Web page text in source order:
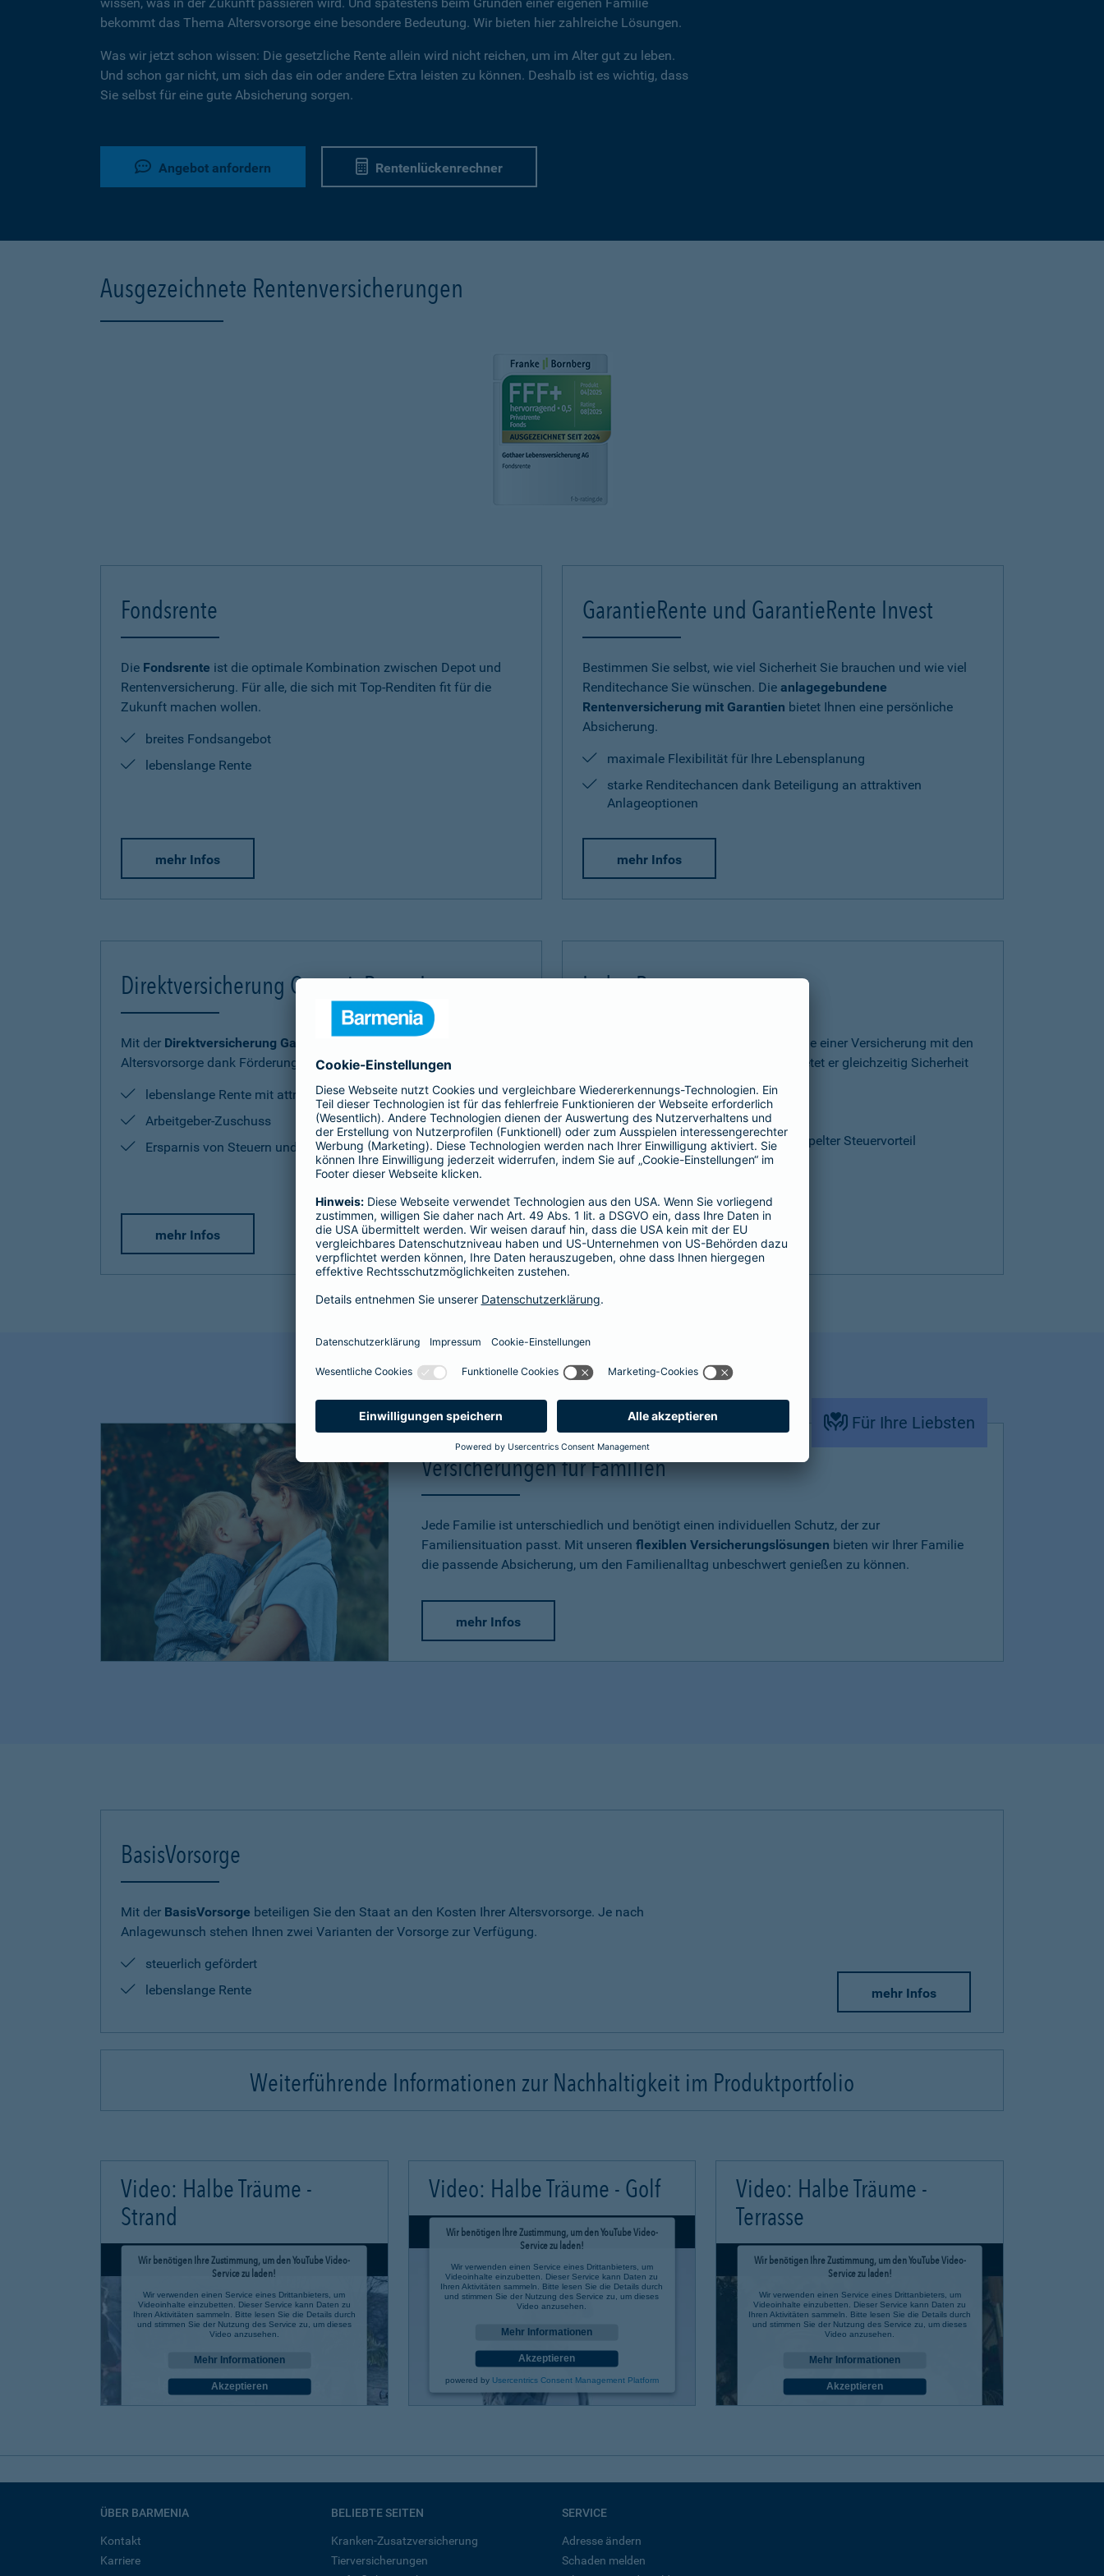
bekommt das Thema Altersvorsorge eine besondere Bedeutung. Wir bieten hier zahlreiche Lösungen.
Was wir jetzt schon wissen: Die gesetzliche Rente allein wird nicht reichen, um im Alter gut zu leben.
Und schon gar nicht, um sich das ein oder andere Extra leisten zu können. Deshalb ist es wichtig, dass
Sie selbst für eine gute Absicherung sorgen.
Angebot anfordern Rentenlückenrechner
Ausgezeichnete Rentenversicherungen
Fondsrente
Die Fondsrente ist die optimale Kombination zwischen Depot und
Rentenversicherung. Für alle, die sich mit Top-Renditen fit für die
Zukunft machen wollen.
breites Fondsangebot
lebenslange Rente
mehr Infos
GarantieRente und GarantieRente Invest
Bestimmen Sie selbst, wie viel Sicherheit Sie brauchen und wie viel
Renditechance Sie wünschen. Die anlagegebundene
Rentenversicherung mit Garantien bietet Ihnen eine persönliche
Absicherung.
maximale Flexibilität für Ihre Lebensplanung
starke Renditechancen dank Beteiligung an attraktiven
Anlageoptionen
mehr Infos
Direktversicherung GarantieRente Invest
Mit der Direktversicherung GarantieRente Invest
Altersvorsorge dank Förderung sicher und umfangreich auf.
lebenslange Rente mit attraktiver Renditechance
Arbeitgeber-Zuschuss
Ersparnis von Steuern und Sozialabgaben
mehr Infos
Index Protect
kombiniert die Vorteile einer Versicherung mit den
Vorteilen einer Kapitalanlage. Somit bietet er gleichzeitig Sicherheit
und Renditechancen.
wählbare Beitragsgarantie
attraktive Renditechancen und doppelter Steuervorteil
mehr Infos
Für Ihre Liebsten
Versicherungen für Familien
Jede Familie ist unterschiedlich und benötigt einen individuellen Schutz, der zur
Familiensituation passt. Mit unseren flexiblen Versicherungslösungen bieten wir Ihrer Familie
die passende Absicherung, um den Familienalltag unbeschwert genießen zu können.
mehr Infos
BasisVorsorge
Mit der BasisVorsorge beteiligen Sie den Staat an den Kosten Ihrer Altersvorsorge. Je nach
Anlagewunsch stehen Ihnen zwei Varianten der Vorsorge zur Verfügung.
steuerlich gefördert
lebenslange Rente
mehr Infos
Weiterführende Informationen zur Nachhaltigkeit im Produktportfolio
Video: Halbe Träume -
Strand
Wir benötigen Ihre Zustimmung, um den YouTube Video-
Service zu laden!
Wir verwenden einen Service eines Drittanbieters, um
Videoinhalte einzubetten. Dieser Service kann Daten zu
Ihren Aktivitäten sammeln. Bitte lesen Sie die Details durch
und stimmen Sie der Nutzung des Service zu, um dieses
Video anzusehen.
Mehr Informationen
Akzeptieren
powered byUsercentrics Consent Management Platform
Video: Halbe Träume - Golf
Wir benötigen Ihre Zustimmung, um den YouTube Video-
Service zu laden!
Wir verwenden einen Service eines Drittanbieters, um
Videoinhalte einzubetten. Dieser Service kann Daten zu
Ihren Aktivitäten sammeln. Bitte lesen Sie die Details durch
und stimmen Sie der Nutzung des Service zu, um dieses
Video anzusehen.
Mehr Informationen
Akzeptieren
powered by Usercentrics Consent Management Platform
Video: Halbe Träume -
Terrasse
Wir benötigen Ihre Zustimmung, um den YouTube Video-
Service zu laden!
Wir verwenden einen Service eines Drittanbieters, um
Videoinhalte einzubetten. Dieser Service kann Daten zu
Ihren Aktivitäten sammeln. Bitte lesen Sie die Details durch
und stimmen Sie der Nutzung des Service zu, um dieses
Video anzusehen.
Mehr Informationen
Akzeptieren
powered byUsercentrics Consent Management Platform
ÜBER BARMENIA
Kontakt
Karriere
BELIEBTE SEITEN
Kranken-Zusatzversicherung
Tierversicherungen
SERVICE
Adresse ändern
Schaden melden